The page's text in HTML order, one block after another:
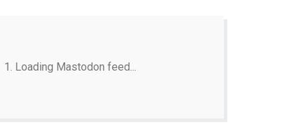
Loading Mastodon feed...